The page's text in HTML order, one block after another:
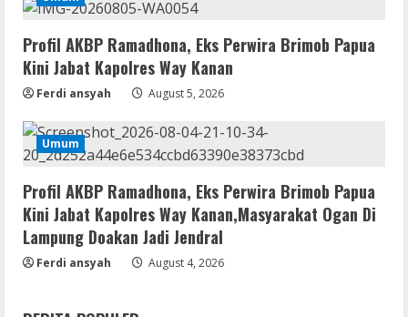
Profil AKBP Ramadhona, Eks Perwira Brimob Papua
Kini Jabat Kapolres Way Kanan
Ferdi ansyah August 5, 2026
Umum
Profil AKBP Ramadhona, Eks Perwira Brimob Papua
Kini Jabat Kapolres Way Kanan,Masyarakat Ogan Di
Lampung Doakan Jadi Jendral
Ferdi ansyah August 4, 2026